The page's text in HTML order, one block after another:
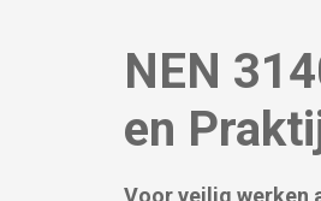
NEN
en